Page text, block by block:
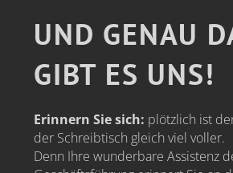
UND GENAU
GIBT ES UNS!
Erinnern Sie sich: plötzlich ist
der Schreibtisch gleich viel voller.
Denn Ihre wunderbare Assistenz